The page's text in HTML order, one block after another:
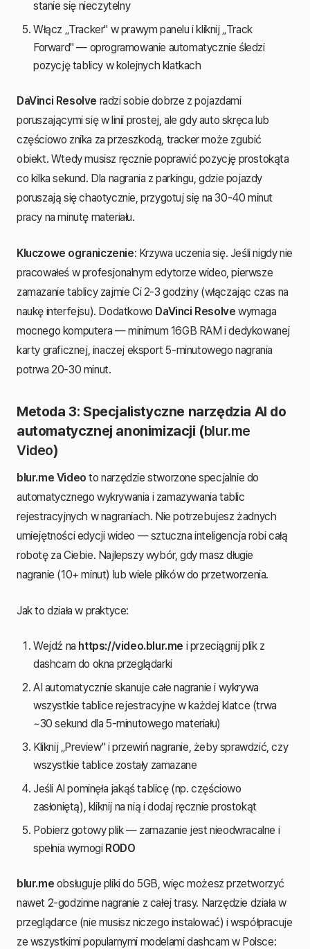
stanie się nieczytelny
Włącz „Tracker" w prawym panelu i kliknij „Track
Forward" — oprogramowanie automatycznie śledzi
pozycję tablicy w kolejnych klatkach
DaVinci Resolve radzi sobie dobrze z pojazdami
poruszającymi się w linii prostej, ale gdy auto skręca lub
częściowo znika za przeszkodą, tracker może zgubić
obiekt. Wtedy musisz ręcznie poprawić pozycję prostokąta
co kilka sekund. Dla nagrania z parkingu, gdzie pojazdy
poruszają się chaotycznie, przygotuj się na 30-40 minut
pracy na minutę materiału.
Kluczowe ograniczenie: Krzywa uczenia się. Jeśli nigdy nie
pracowałeś w profesjonalnym edytorze wideo, pierwsze
zamazanie tablicy zajmie Ci 2-3 godziny (włączając czas na
naukę interfejsu). Dodatkowo DaVinci Resolve wymaga
mocnego komputera — minimum 16GB RAM i dedykowanej
karty graficznej, inaczej eksport 5-minutowego nagrania
potrwa 20-30 minut.
Metoda 3: Specjalistyczne narzędzia AI do
automatycznej anonimizacji (blur.me
Video)
blur.me Video to narzędzie stworzone specjalnie do
automatycznego wykrywania i zamazywania tablic
rejestracyjnych w nagraniach. Nie potrzebujesz żadnych
umiejętności edycji wideo — sztuczna inteligencja robi całą
robotę za Ciebie. Najlepszy wybór, gdy masz długie
nagranie (10+ minut) lub wiele plików do przetworzenia.
Jak to działa w praktyce:
Wejdź na https://video.blur.me i przeciągnij plik z
dashcam do okna przeglądarki
AI automatycznie skanuje całe nagranie i wykrywa
wszystkie tablice rejestracyjne w każdej klatce (trwa
~30 sekund dla 5-minutowego materiału)
Kliknij „Preview" i przewiń nagranie, żeby sprawdzić, czy
wszystkie tablice zostały zamazane
Jeśli AI pominęła jakąś tablicę (np. częściowo
zasłoniętą), kliknij na nią i dodaj ręcznie prostokąt
Pobierz gotowy plik — zamazanie jest nieodwracalne i
spełnia wymogi RODO
blur.me obsługuje pliki do 5GB, więc możesz przetworzyć
nawet 2-godzinne nagranie z całej trasy. Narzędzie działa w
przeglądarce (nie musisz niczego instalować) i współpracuje
ze wszystkimi popularnymi modelami dashcam w Polsce: